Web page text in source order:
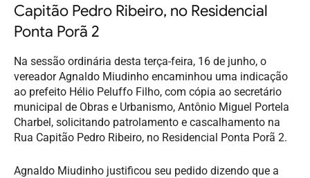
Capitão Pedro Ribeiro, no Residencial
Ponta Porã 2
Na sessão ordinária desta terça-feira, 16 de junho, o
vereador Agnaldo Miudinho encaminhou uma indicação
ao prefeito Hélio Peluffo Filho, com cópia ao secretário
municipal de Obras e Urbanismo, Antônio Miguel Portela
Charbel, solicitando patrolamento e cascalhamento na
Rua Capitão Pedro Ribeiro, no Residencial Ponta Porã 2.
Agnaldo Miudinho justificou seu pedido dizendo que a